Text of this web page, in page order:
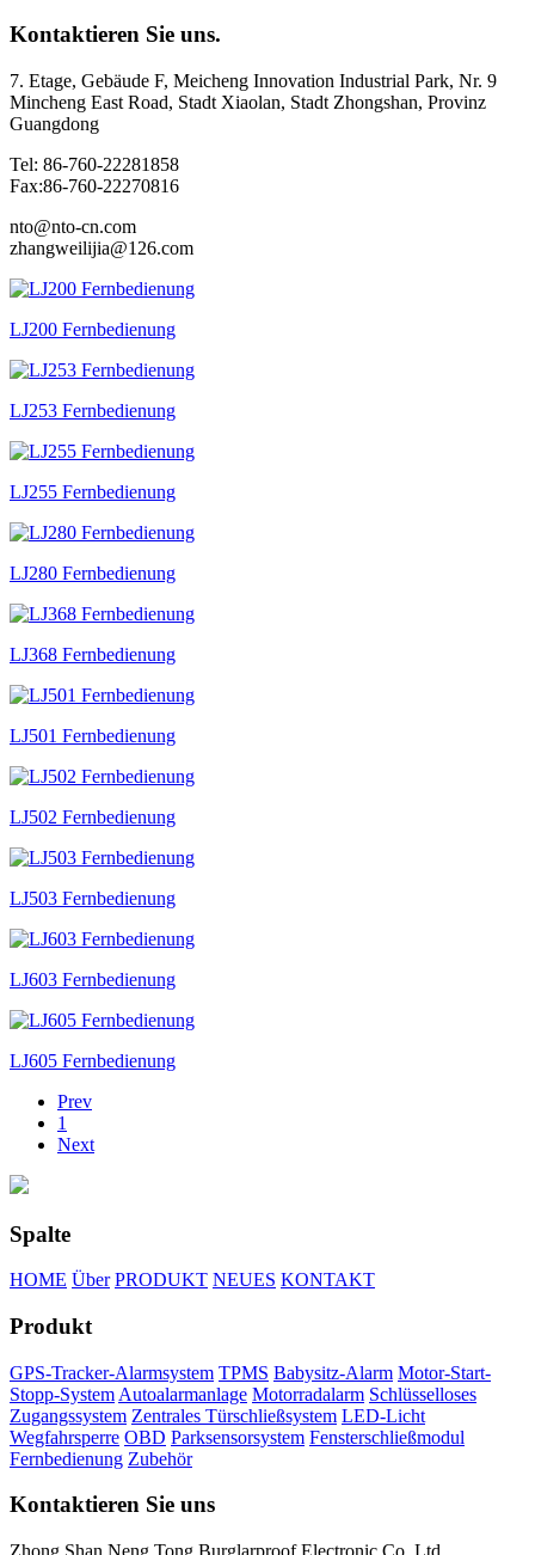
Kontaktieren Sie uns.
7. Etage, Gebäude F, Meicheng Innovation Industrial Park, Nr. 9
Mincheng East Road, Stadt Xiaolan, Stadt Zhongshan, Provinz
Guangdong
Tel: 86-760-22281858
Fax:86-760-22270816
nto@nto-cn.com
zhangweilijia@126.com
LJ200 Fernbedienung
LJ253 Fernbedienung
LJ255 Fernbedienung
LJ280 Fernbedienung
LJ368 Fernbedienung
LJ501 Fernbedienung
LJ502 Fernbedienung
LJ503 Fernbedienung
LJ603 Fernbedienung
LJ605 Fernbedienung
Prev
1
Next
Spalte
HOME Über PRODUKT NEUES KONTAKT
Produkt
GPS-Tracker-Alarmsystem TPMS Babysitz-Alarm Motor-Start-
Stopp-System Autoalarmanlage Motorradalarm Schlüsselloses
Zugangssystem Zentrales Türschließsystem LED-Licht
Wegfahrsperre OBD Parksensorsystem Fensterschließmodul
Fernbedienung Zubehör
Kontaktieren Sie uns